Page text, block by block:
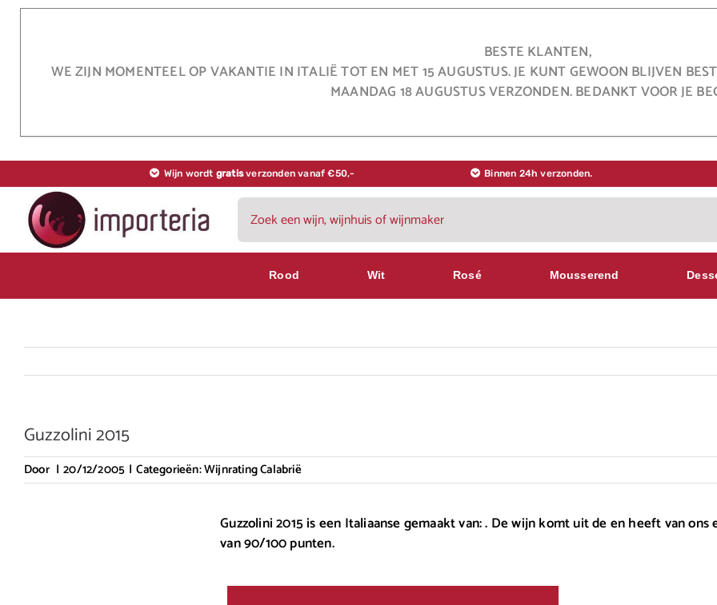
BESTE KLANTEN,
WE ZIJN MOMENTEEL OP VAKANTIE IN ITALIË TOT EN MET 15 AUGUSTUS. JE KUNT GEWOON BLIJVEN
MAANDAG 18 AUGUSTUS VERZONDEN. BEDANKT VOOR JE
Wijn wordt gratisverzonden vanaf €50,- Binnen 24h verzonden.
Zoeken
naar:
Rood Wit Rosé Mousserend
Guzzolini 2015
Door | 20/12/2005 | Categorieën:Wijnrating Calabrië
Guzzolini 2015 is een Italiaanse gemaakt van: . De wijn komt uit de en heeft van
van 90/100 punten.